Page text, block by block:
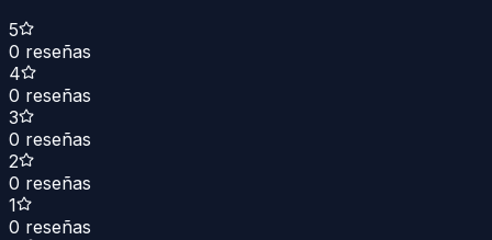
5
0 reseñas
4
0 reseñas
3
0 reseñas
2
0 reseñas
1
0 reseñas